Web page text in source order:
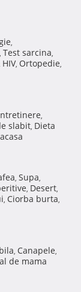
,
, Test sarcina,
HIV, Ortopedie,
,
slabit, Dieta
, Supa,
, Desert,
, Ciorba burta,
, Canapele,
de mama